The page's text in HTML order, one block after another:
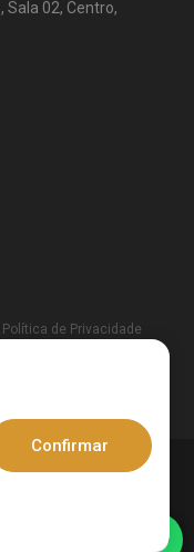
Sala 02, Centro,
Política de Privacidade
CNPJ:
Confirmar